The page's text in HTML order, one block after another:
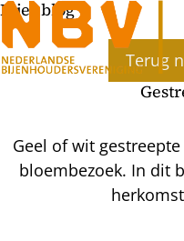
Bijenblog
Terug
Geel of wit
bloembezoek. In dit